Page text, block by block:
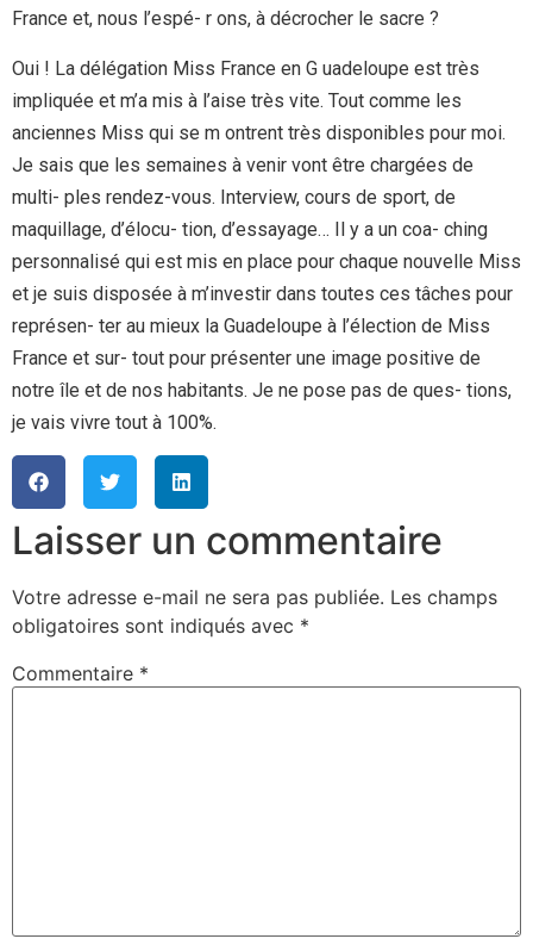
France et, nous l’espé- r ons, à décrocher le sacre ?
Oui ! La délégation Miss France en G uadeloupe est très
impliquée et m’a mis à l’aise très vite. Tout comme les
anciennes Miss qui se m ontrent très disponibles pour moi.
Je sais que les semaines à venir vont être chargées de
multi- ples rendez-vous. Interview, cours de sport, de
maquillage, d’élocu- tion, d’essayage… Il y a un coa- ching
personnalisé qui est mis en place pour chaque nouvelle Miss
et je suis disposée à m’investir dans toutes ces tâches pour
représen- ter au mieux la Guadeloupe à l’élection de Miss
France et sur- tout pour présenter une image positive de
notre île et de nos habitants. Je ne pose pas de ques- tions,
je vais vivre tout à 100%.
Laisser un commentaire
Votre adresse e-mail ne sera pas publiée. Les champs
obligatoires sont indiqués avec *
Commentaire *